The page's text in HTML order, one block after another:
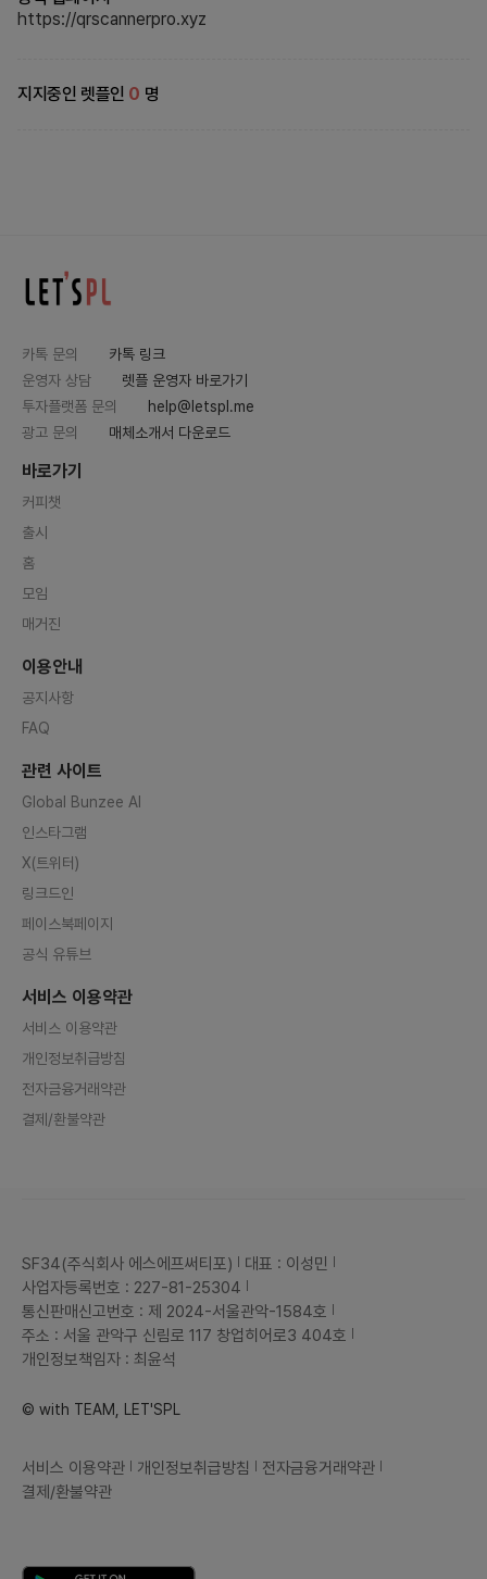
https://qrscannerpro.xyz
지지중인 렛플인 0 명
카톡 문의
카톡 링크
운영자 상담
렛플 운영자 바로가기
투자플랫폼 문의
help@letspl.me
광고 문의
매체소개서 다운로드
바로가기
커피챗
출시
홈
모임
매거진
이용안내
공지사항
FAQ
관련 사이트
Global Bunzee AI
인스타그램
X(트위터)
링크드인
페이스북페이지
공식 유튜브
서비스 이용약관
서비스 이용약관
개인정보취급방침
전자금융거래약관
결제/환불약관
SF34(주식회사 에스에프써티포)
대표 : 이성민
사업자등록번호 : 227-81-25304
통신판매신고번호 : 제 2024-서울관악-1584호
주소 : 서울 관악구 신림로 117 창업히어로3 404호
개인정보책임자 : 최윤석
© with TEAM, LET'SPL
서비스 이용약관 개인정보취급방침
전자금융거래약관
결제/환불약관